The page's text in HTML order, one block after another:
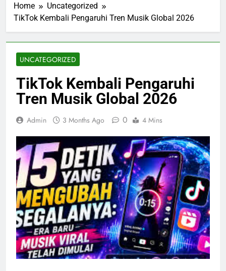
Home
Uncategorized
TikTok Kembali Pengaruhi Tren Musik Global 2026
UNCATEGORIZED
TikTok Kembali Pengaruhi
Tren Musik Global 2026
Admin 3 Months Ago 0 4 Mins